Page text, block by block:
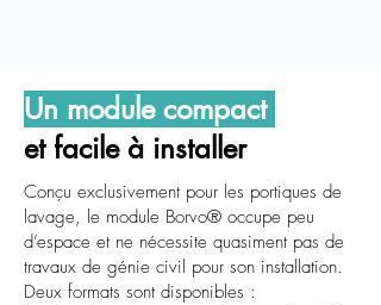
Un module compact
et facile à installer
Conçu exclusivement pour les portiques de
lavage, le module Borvo® occupe peu
d’espace et ne nécessite quasiment pas de
travaux de génie civil pour son installation.
Deux formats sont disponibles :